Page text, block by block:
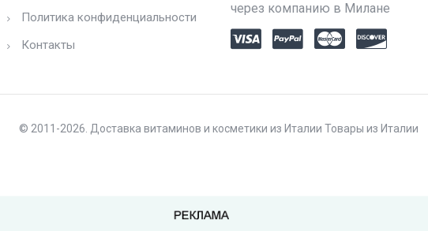
Политика конфиденциальности
Контакты
через компанию в Милане
© 2011-2026. Доставка витаминов и косметики из Италии Товары из Италии